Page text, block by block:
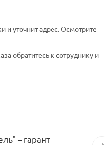
и уточнит адрес. Осмотрите
обратитесь к сотруднику и
– гарант